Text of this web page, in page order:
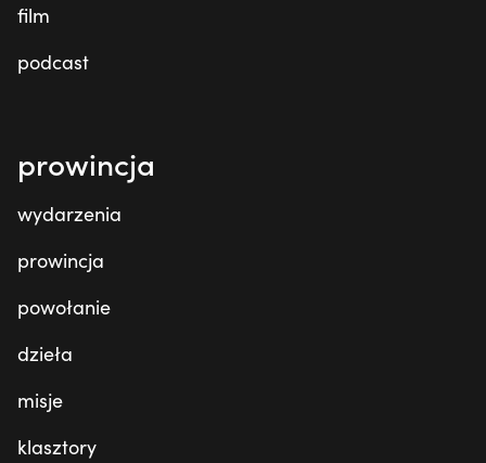
film
podcast
prowincja
wydarzenia
prowincja
powołanie
dzieła
misje
klasztory